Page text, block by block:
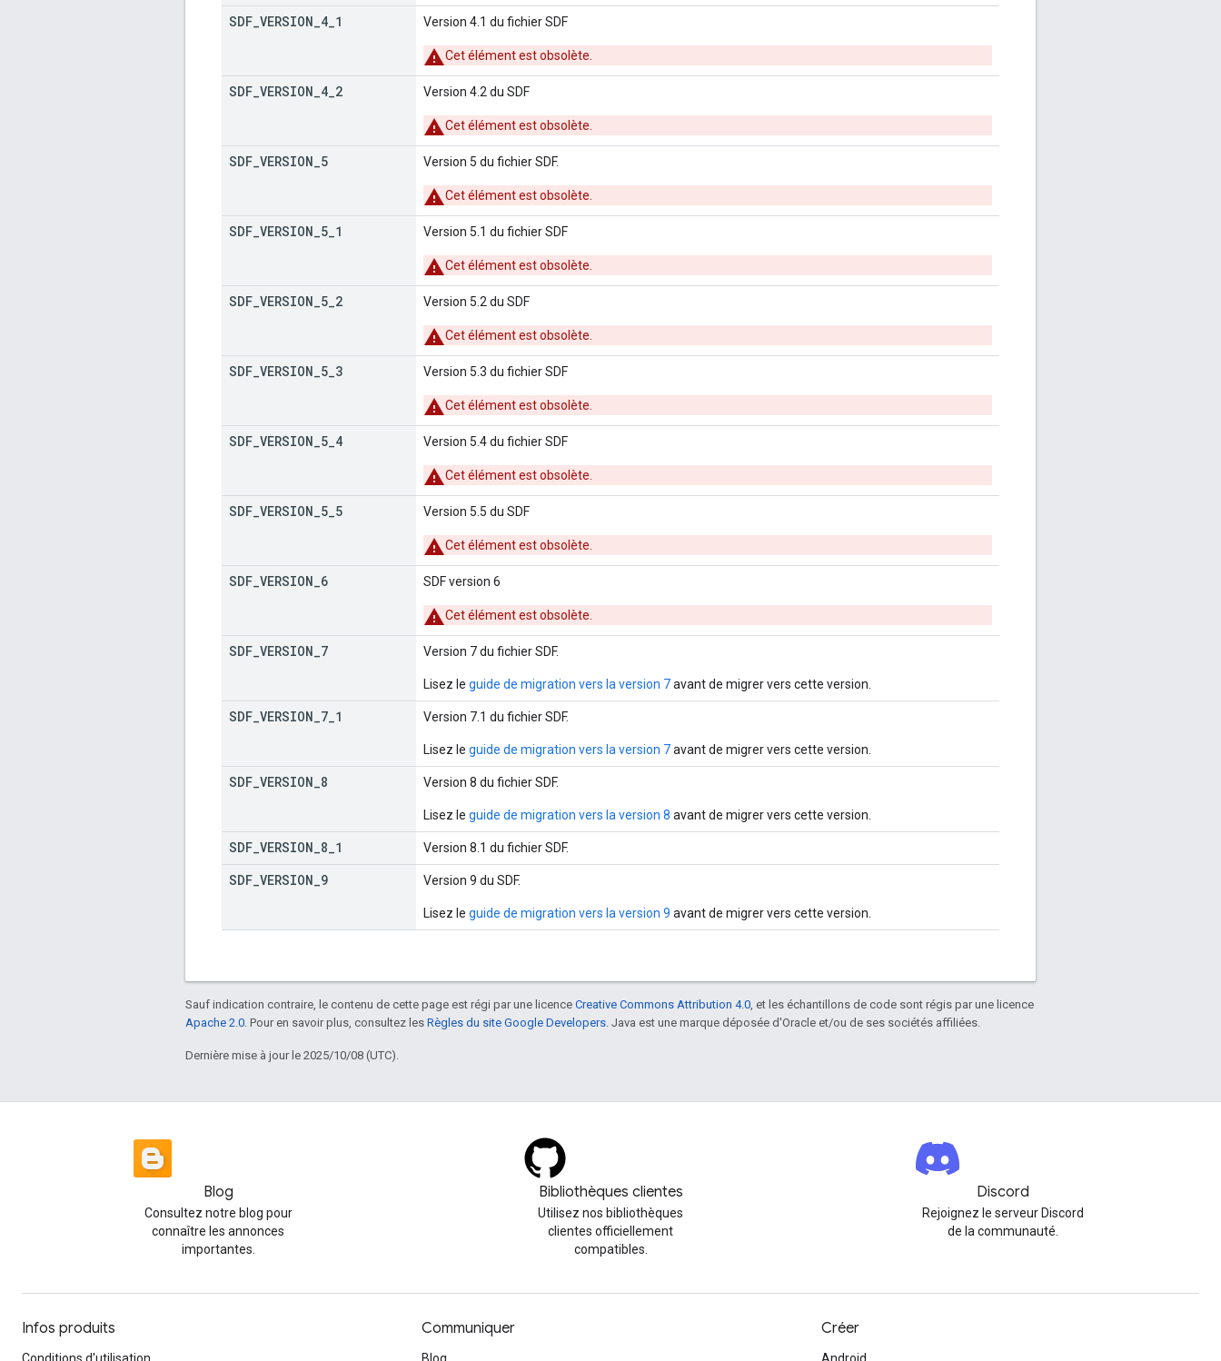
SDF VERSION 4 1 Version 4.1 du fichier SDF
Cet élément est obsolète.
SDF VERSION 4 2 Version 4.2 du SDF
Cet élément est obsolète.
SDF VERSION 5 Version 5 du fichier SDF.
Cet élément est obsolète.
SDF VERSION 5 1 Version 5.1 du fichier SDF
Cet élément est obsolète.
SDF VERSION 5 2 Version 5.2 du SDF
Cet élément est obsolète.
SDF VERSION 5 3 Version 5.3 du fichier SDF
Cet élément est obsolète.
SDF VERSION 5 4 Version 5.4 du fichier SDF
Cet élément est obsolète.
SDF VERSION 5 5 Version 5.5 du SDF
Cet élément est obsolète.
SDF VERSION 6 SDF version 6
Cet élément est obsolète.
SDF VERSION 7 Version 7 du fichier SDF.
Lisez le guide de migration vers la version 7avant de migrer vers cette version.
SDF VERSION 7 1 Version 7.1 du fichier SDF.
Lisez le guide de migration vers la version 7avant de migrer vers cette version.
SDF VERSION 8 Version 8 du fichier SDF.
Lisez le guide de migration vers la version 8 avant de migrer vers cette version.
SDF VERSION 8 1 Version 8.1 du fichier SDF.
SDF VERSION 9 Version 9 du SDF.
Lisez le guide de migration vers la version 9 avant de migrer vers cette version.
Sauf indication contraire, le contenu de cette page est régi par une licence Creative Commons Attribution 4.0 , et les échantillons de code sont régis par une licence
Apache 2.0 . Pour en savoir plus, consultez les Règles du site Google Developers . Java est une marque déposée d'Oracle et/ou de ses sociétés affiliées.
Dernière mise à jour le 2025/10/08 (UTC).
Blog
Consultez notre blog pour
connaître les annonces
importantes.
Bibliothèques clientes
Utilisez nos bibliothèques
clientes officiellement
compatibles.
Discord
Rejoignez le serveur Discord
de la communauté.
Infos produits Communiquer Créer